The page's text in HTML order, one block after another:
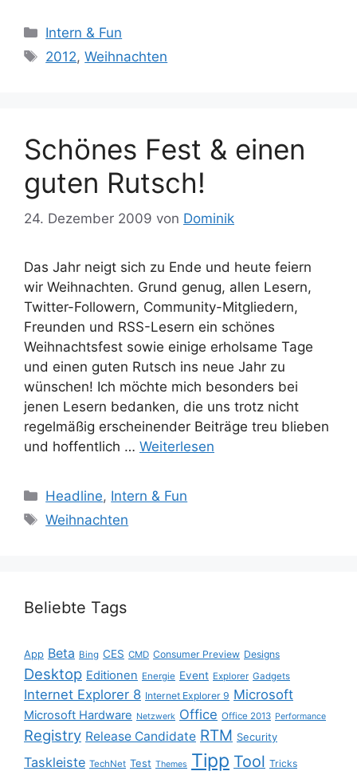
Kategorien
Intern & Fun
Schlagwörter
2012,Weihnachten
Schönes Fest & einen
guten Rutsch!
24. Dezember 2009 von Dominik
Das Jahr neigt sich zu Ende und heute feiern
wir Weihnachten. Grund genug, allen Lesern,
Twitter-Followern, Community-Mitgliedern,
Freunden und RSS-Lesern ein schönes
Weihnachtsfest sowie einige erholsame Tage
und einen guten Rutsch ins neue Jahr zu
wünschen! Ich möchte mich besonders bei
jenen Lesern bedanken, die uns trotz nicht
regelmäßig erscheinender Beiträge treu blieben
und hoffentlich … Weiterlesen
Kategorien
Headline, Intern & Fun
Schlagwörter
Weihnachten
Beliebte Tags
App Beta Bing CES CMD Consumer Preview Designs
Desktop Editionen Energie Event Explorer Gadgets
Internet Explorer 8 Internet Explorer 9 Microsoft
Microsoft Hardware Netzwerk Office Office 2013 Performance
Registry Release Candidate RTM Security
Taskleiste TechNet Test Themes Tipp Tool Tricks